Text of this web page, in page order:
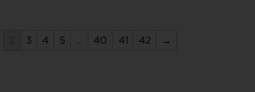
3 4 5 40 41 42 →